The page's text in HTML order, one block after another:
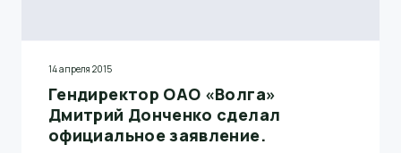
14 апреля 2015
Гендиректор ОАО «Волга»
Дмитрий Донченко сделал
официальное заявление.